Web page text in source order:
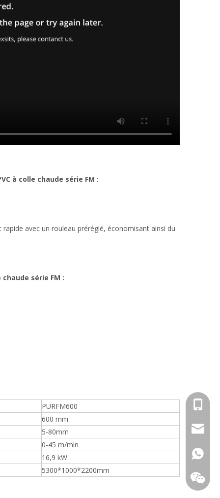
à colle chaude série FM :
avec un rouleau préréglé, économisant ainsi du
série FM :
PURFM600
600 mm
5-80mm
0-45 m/min
16,9 kW
5300*1000*2200mm
+86-
+86-